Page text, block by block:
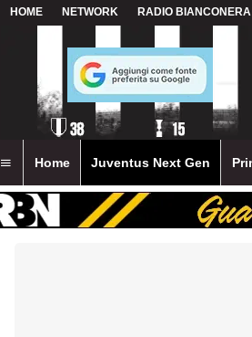
HOME NETWORK RADIO BIANCONERA
Home Juventus Next Gen